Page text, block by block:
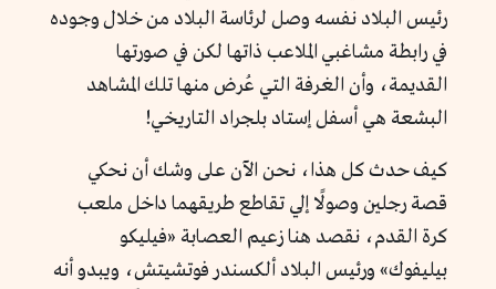
رئيس البلاد نفسه وصل لرئاسة البلاد من خلال وجوده
في رابطة مشاغبي الملاعب ذاتها لكن في صورتها
القديمة، وأن الغرفة التي عُرض منها تلك المشاهد
البشعة هي أسفل إستاد بلجراد التاريخي!
كيف حدث كل هذا، نحن الآن على وشك أن نحكي
قصة رجلين وصولًا إلي تقاطع طريقهما داخل ملعب
كرة القدم، نقصد هنا زعيم العصابة «فيليكو
بيليفوك» ورئيس البلاد ألكسندر فوتشيتش، ويبدو أنه